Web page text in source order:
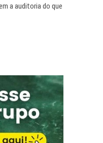
a auditoria do que